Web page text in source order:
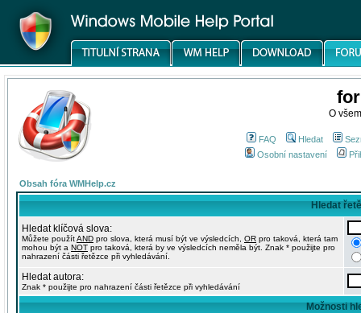
O
FAQ Hledat
Osobní nastavení
Obsah fóra WMHelp.cz
Hledat
Hledat klíčová slova:
Můžete použítAND pro slova, která musí být ve výsledcích, OR pro taková, která tam
mohou být a NOT pro taková, která by ve výsledcích neměla být. Znak * použijte pro
nahrazení části řetězce při vyhledávání.
Hledat autora:
Znak * použijte pro nahrazení části řetězce při vyhledávání
Možnosti